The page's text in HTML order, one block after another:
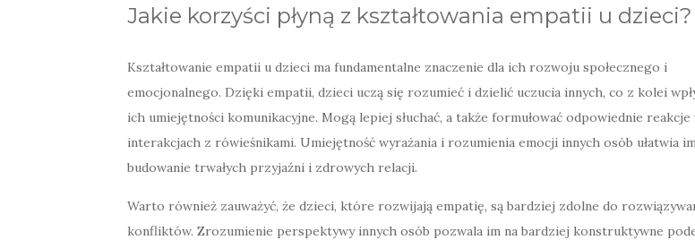
Jakie korzyści płyną z kształtowania empatii u dzieci?
Kształtowanie empatii u dzieci ma fundamentalne znaczenie dla ich rozwoju społecznego i
emocjonalnego. Dzięki empatii, dzieci uczą się rozumieć i dzielić uczucia innych, co z kolei
ich umiejętności komunikacyjne. Mogą lepiej słuchać, a także formułować odpowiednie reakcje
interakcjach z rówieśnikami. Umiejętność wyrażania i rozumienia emocji innych osób ułatwia
budowanie trwałych przyjaźni i zdrowych relacji.
Warto również zauważyć, że dzieci, które rozwijają empatię, są bardziej zdolne do
konfliktów. Zrozumienie perspektywy innych osób pozwala im na bardziej konstruktywne